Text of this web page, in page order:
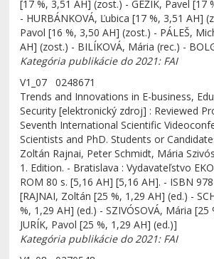
[17 %, 3,51 AH] (zost.) - GEŽÍK, Pavel [17
- HURBÁNKOVÁ, Ľubica [17 %, 3,51 AH]
Pavol [16 %, 3,50 AH] (zost.) - PÁLEŠ,
AH] (zost.) - BILÍKOVÁ, Mária (rec.) -
Kategória publikácie do 2021: FAI
V1_07 0248671
Trends and Innovations in E-business,
Security [elektronický zdroj] : Reviewed
Seventh International Scientific
Scientists and PhD. Students or
Zoltán Rajnai, Peter Schmidt, Mária
1. Edition. - Bratislava : Vydavateľstvo
ROM 80 s. [5,16 AH] [5,16 AH]. - ISBN
[RAJNAI, Zoltán [25 %, 1,29 AH] (ed.) -
%, 1,29 AH] (ed.) - SZIVÓSOVÁ, Mária [25
JURÍK, Pavol [25 %, 1,29 AH] (ed.)]
Kategória publikácie do 2021: FAI